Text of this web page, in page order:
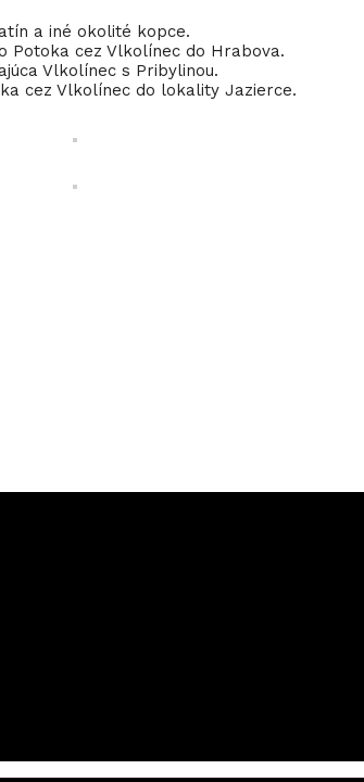
a iné okolité kopce.
Potoka cez Vlkolínec do Hrabova.
Vlkolínec s Pribylinou.
cez Vlkolínec do lokality Jazierce.